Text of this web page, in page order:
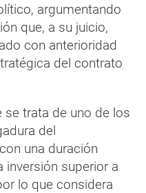
argumentando
que, a su juicio,
con anterioridad
del contrato
se trata de uno de los
del
una duración
inversión superior a
lo que considera